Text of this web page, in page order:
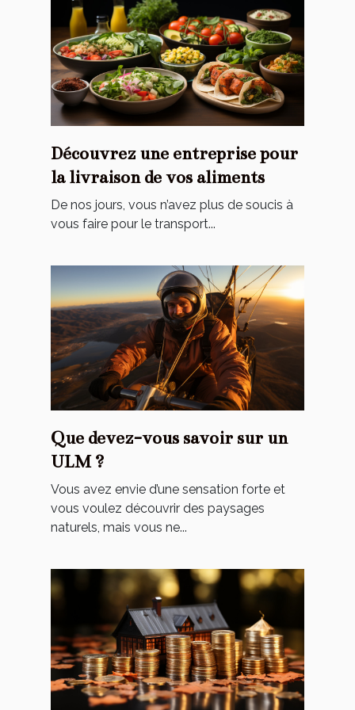
Découvrez‌ ‌une‌ ‌entreprise‌ ‌pour‌
‌la‌ ‌livraison‌ ‌de‌ ‌vos‌ ‌aliments‌ ‌
De‌ ‌nos‌ ‌jours,‌ ‌vous‌ ‌n’avez‌ ‌plus‌ ‌de‌ ‌soucis‌ ‌à‌
‌vous‌ ‌faire‌ ‌pour‌ ‌le‌ ‌transport‌...
Que devez-vous savoir sur un
ULM ?
Vous avez envie d’une sensation forte et
vous voulez découvrir des paysages
naturels, mais vous ne...